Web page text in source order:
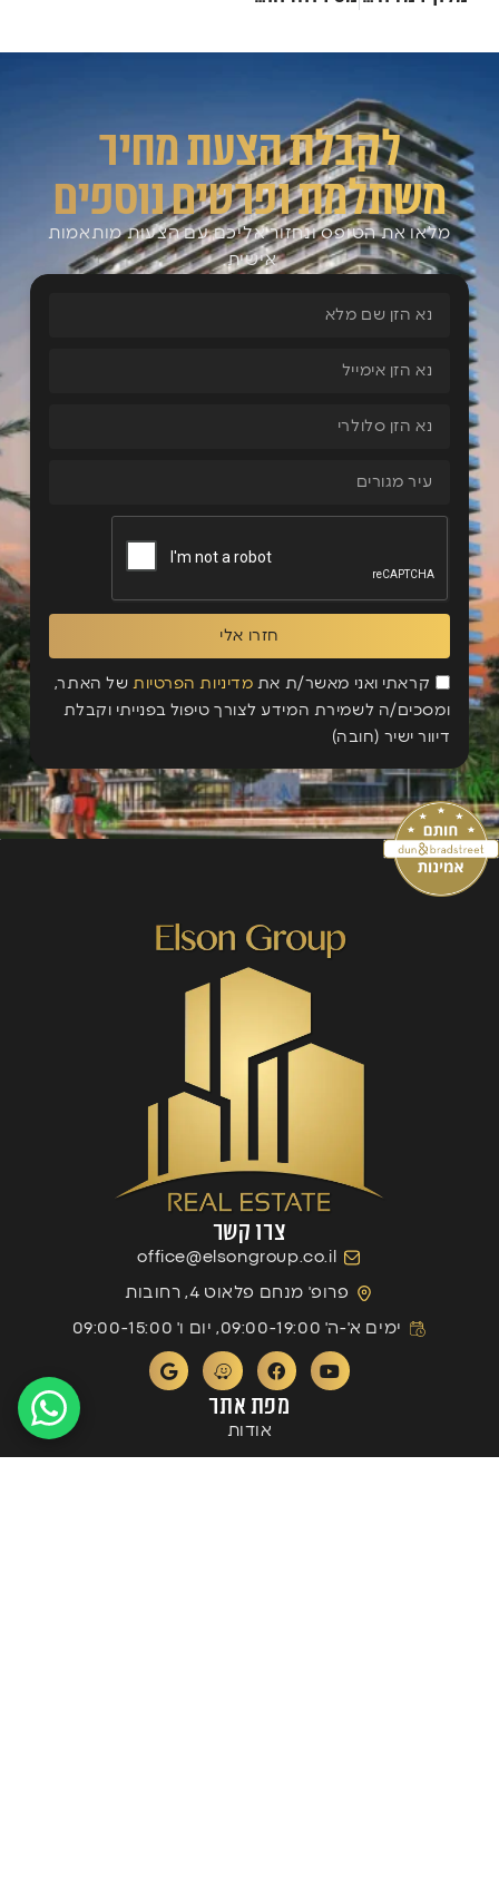
לקבלת הצעת מחיר
משתלמת ופרטים נוספים
מלאו את הטופס ונחזור אליכם עם הצעות מותאמות
אישית.
קראתי ואני מאשר/ת את מדיניות הפרטיות של האתר,
ומסכים/ה לשמירת המידע לצורך טיפול בפנייתי וקבלת
דיוור ישיר (חובה)
חזרו אלי
מפת אתר
אודות
צרו קשר
office@elsongroup.co.il
פרופ' מנחם פלאוט 4, רחובות
ימים א'-ה' 09:00-19:00, יום ו' 09:00-15:00